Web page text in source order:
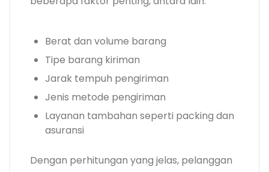
Berat dan volume barang
Tipe barang kiriman
Jarak tempuh pengiriman
Jenis metode pengiriman
Layanan tambahan seperti packing dan
asuransi
Dengan perhitungan yang jelas, pelanggan